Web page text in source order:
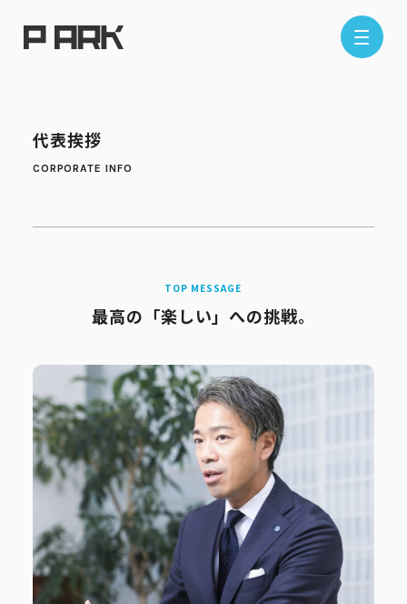
店舗情報
エリアから探す
現在地から探す
ピーアークで楽しむ
ピーアークで楽しむ トップ
パチンコ・スロット
企業情報
企業情報 トップ
会社概要 代表挨拶
CSR活動
代表挨拶
最高の「楽しい」への挑戦。